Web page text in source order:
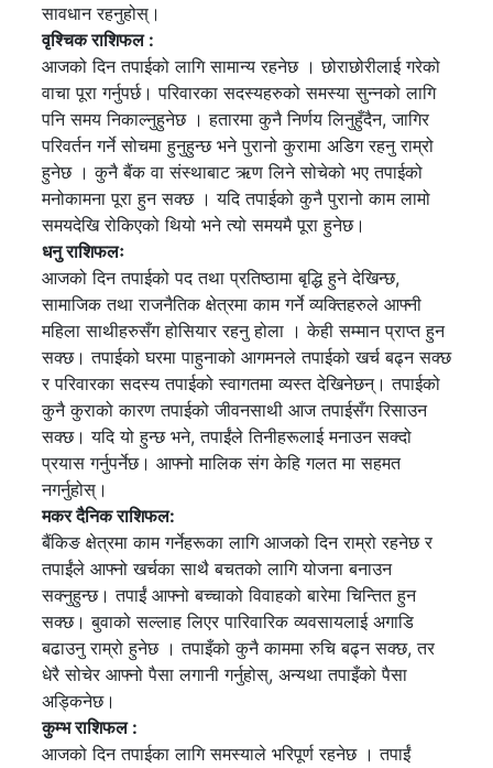
सावधान रहनुहोस्।
वृश्चिक राशिफल :
आजको दिन तपाईको लागि सामान्य रहनेछ । छोराछोरीलाई गरेको
वाचा पूरा गर्नुपर्छ। परिवारका सदस्यहरुको समस्या सुन्नको लागि
पनि समय निकाल्नुहुनेछ । हतारमा कुनै निर्णय लिनुहुँदैन, जागिर
परिवर्तन गर्ने सोचमा हुनुहुन्छ भने पुरानो कुरामा अडिग रहनु राम्रो
हुनेछ । कुनै बैंक वा संस्थाबाट ऋण लिने सोचेको भए तपाईको
मनोकामना पूरा हुन सक्छ । यदि तपाईको कुनै पुरानो काम लामो
समयदेखि रोकिएको थियो भने त्यो समयमै पूरा हुनेछ।
धनु राशिफलः
आजको दिन तपाईको पद तथा प्रतिष्ठामा बृद्धि हुने देखिन्छ,
सामाजिक तथा राजनैतिक क्षेत्रमा काम गर्ने व्यक्तिहरुले आफ्नी
महिला साथीहरुसँग होसियार रहनु होला । केही सम्मान प्राप्त हुन
सक्छ। तपाईको घरमा पाहुनाको आगमनले तपाईको खर्च बढ्न सक्छ
र परिवारका सदस्य तपाईको स्वागतमा व्यस्त देखिनेछन्। तपाईको
कुनै कुराको कारण तपाईको जीवनसाथी आज तपाईसँग रिसाउन
सक्छ। यदि यो हुन्छ भने, तपाईंले तिनीहरूलाई मनाउन सक्दो
प्रयास गर्नुपर्नेछ। आफ्नो मालिक संग केहि गलत मा सहमत
नगर्नुहोस्।
मकर दैनिक राशिफल:
बैंकिङ क्षेत्रमा काम गर्नेहरूका लागि आजको दिन राम्रो रहनेछ र
तपाईंले आफ्नो खर्चका साथै बचतको लागि योजना बनाउन
सक्नुहुन्छ। तपाईं आफ्नो बच्चाको विवाहको बारेमा चिन्तित हुन
सक्छ। बुवाको सल्लाह लिएर पारिवारिक व्यवसायलाई अगाडि
बढाउनु राम्रो हुनेछ । तपाइँको कुनै काममा रुचि बढ्न सक्छ, तर
धेरै सोचेर आफ्नो पैसा लगानी गर्नुहोस्, अन्यथा तपाइँको पैसा
अड्किनेछ।
कुम्भ राशिफल :
आजको दिन तपाईका लागि समस्याले भरिपूर्ण रहनेछ । तपाईं